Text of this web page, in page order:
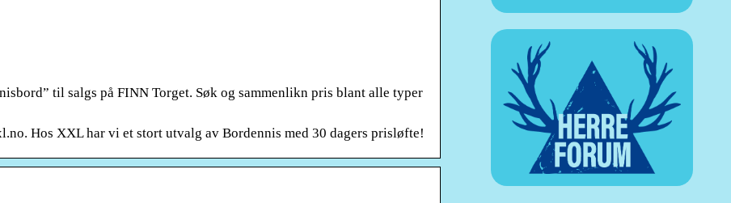
til salgs på FINN Torget. Søk og sammenlikn pris blant alle typer
Hos XXL har vi et stort utvalg av Bordennis med 30 dagers prisløfte!